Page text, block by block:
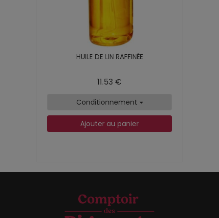
HUILE DE LIN RAFFINÉE
11.53 €
Conditionnement
Ajouter au panier